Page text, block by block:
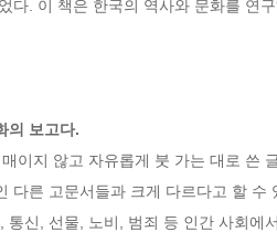
의 보고다.
이지 않고 자유롭게 붓 가는 대로 쓴
다른 고문서들과 크게 다르다고 할
통신, 선물, 노비, 범죄 등 인간 사회